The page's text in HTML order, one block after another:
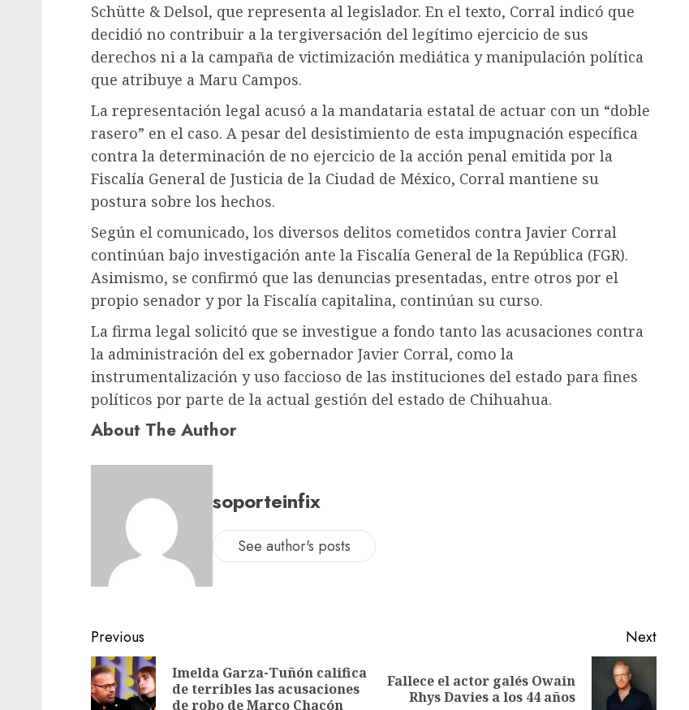
Schütte & Delsol, que representa al legislador. En el texto, Corral indicó que
decidió no contribuir a la tergiversación del legítimo ejercicio de sus
derechos ni a la campaña de victimización mediática y manipulación política
que atribuye a Maru Campos.
La representación legal acusó a la mandataria estatal de actuar con un “doble
rasero” en el caso. A pesar del desistimiento de esta impugnación específica
contra la determinación de no ejercicio de la acción penal emitida por la
Fiscalía General de Justicia de la Ciudad de México, Corral mantiene su
postura sobre los hechos.
Según el comunicado, los diversos delitos cometidos contra Javier Corral
continúan bajo investigación ante la Fiscalía General de la República (FGR).
Asimismo, se confirmó que las denuncias presentadas, entre otros por el
propio senador y por la Fiscalía capitalina, continúan su curso.
La firma legal solicitó que se investigue a fondo tanto las acusaciones contra
la administración del ex gobernador Javier Corral, como la
instrumentalización y uso faccioso de las instituciones del estado para fines
políticos por parte de la actual gestión del estado de Chihuahua.
About The Author
soporteinfix
See author's posts
Previous
Imelda Garza-Tuñón califica
de terribles las acusaciones
de robo de Marco Chacón
Next
Fallece el actor galés Owain
Rhys Davies a los 44 años